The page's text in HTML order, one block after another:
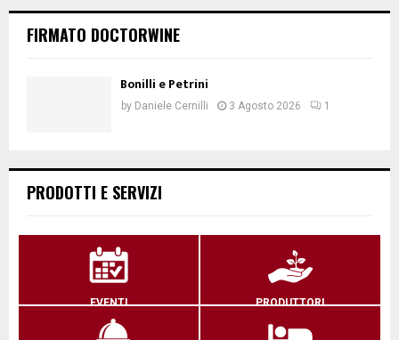
FIRMATO DOCTORWINE
Bonilli e Petrini
by Daniele Cernilli 3 Agosto 2026 1
PRODOTTI E SERVIZI
EVENTI PRODUTTORI